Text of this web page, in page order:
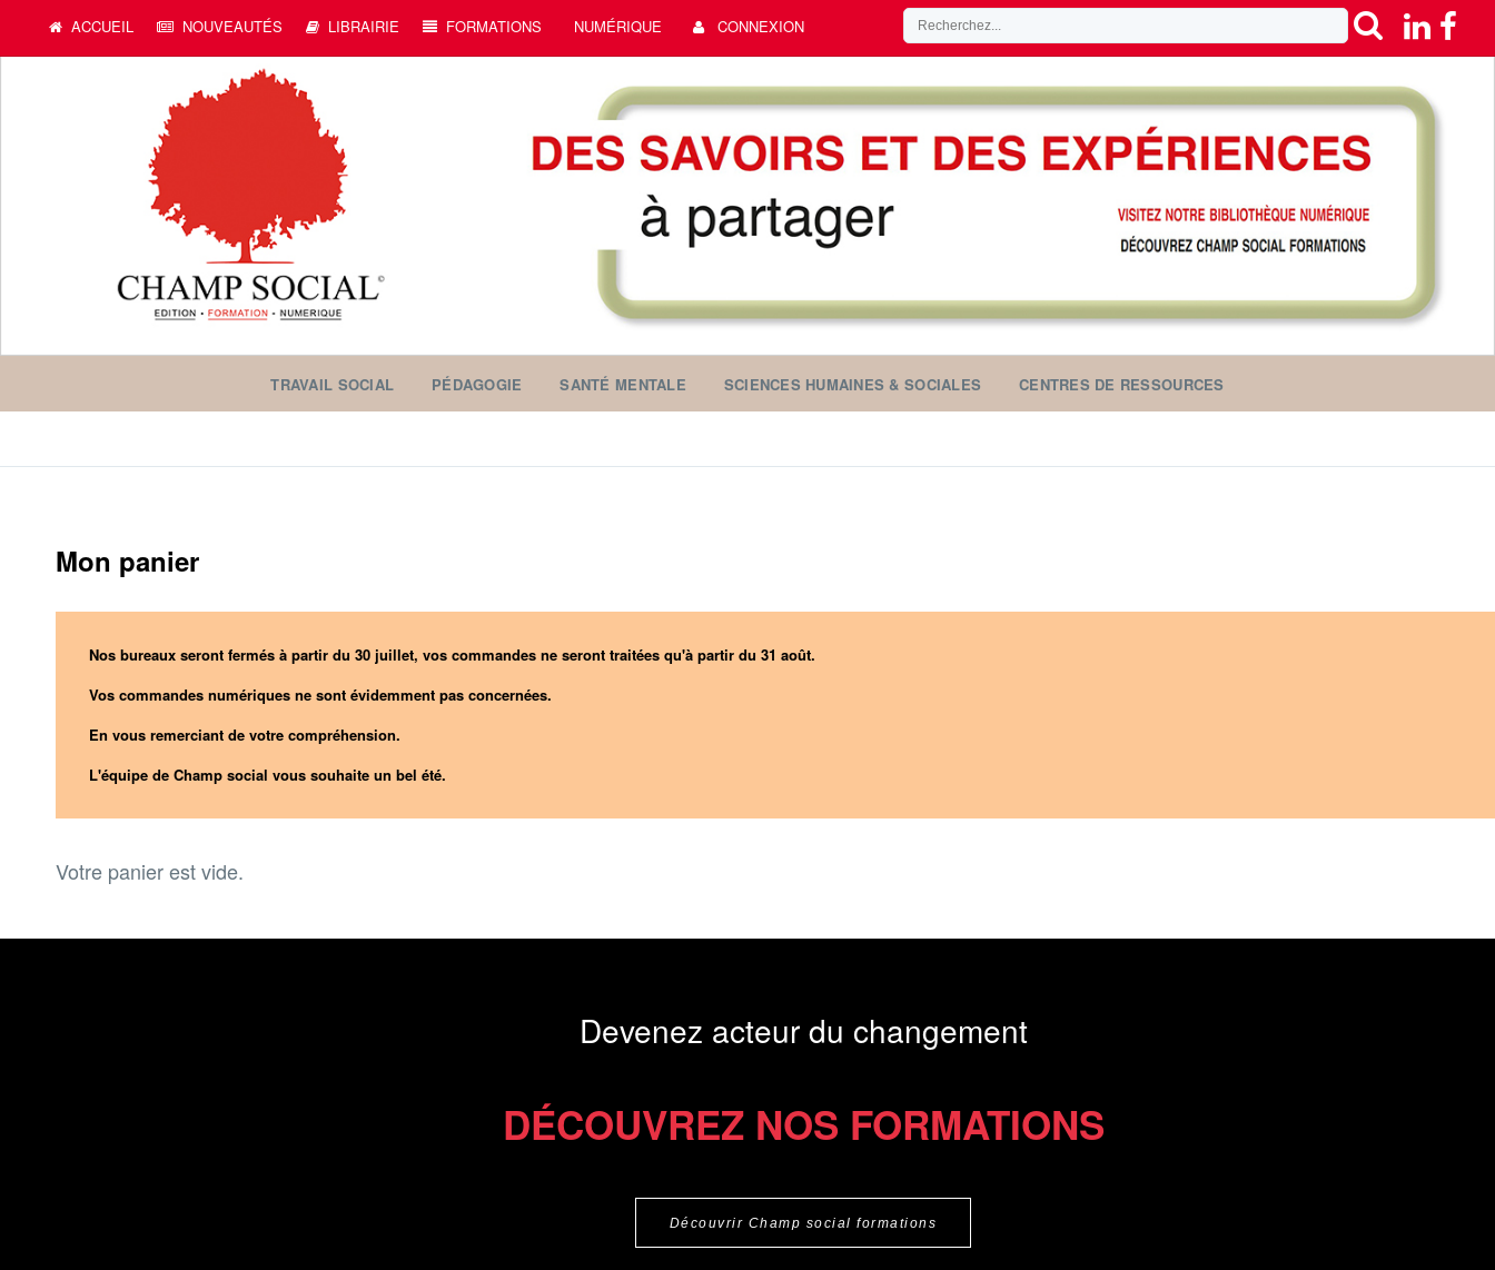
ACCUEIL NOUVEAUTÉS LIBRAIRIE FORMATIONS NUMÉRIQUE CONNEXION
TRAVAIL SOCIAL PÉDAGOGIE SANTÉ MENTALE SCIENCES HUMAINES & SOCIALES CENTRES DE RESSOURCES
Mon panier
Nos bureaux seront fermés à partir du 30 juillet, vos commandes ne seront traitées qu'à partir du 31 août.
Vos commandes numériques ne sont évidemment pas concernées.
En vous remerciant de votre compréhension.
L'équipe de Champ social vous souhaite un bel été.
Votre panier est vide.
Devenez acteur du changement
DÉCOUVREZ NOS FORMATIONS
Découvrir Champ social formations